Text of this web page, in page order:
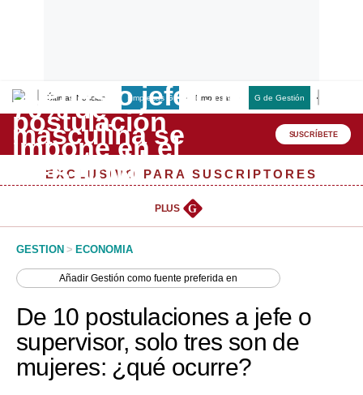
Últimas Noticias Empresas G Empresas G de Gestión
Lo último
Peru Quiosco
Management & Empleo
Perú
Política
SUSCRÍBETE
EXCLUSIVO PARA SUSCRIPTORES
PLUS G
GESTION > ECONOMIA
AñadirGestión como fuente preferida en
De 10 postulaciones a jefe o
supervisor, solo tres son de
mujeres: ¿qué ocurre?